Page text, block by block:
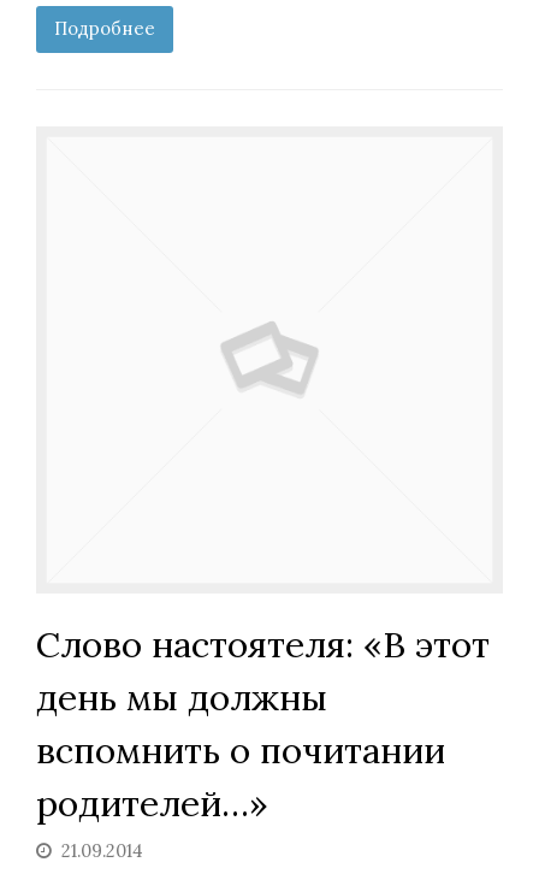
Подробнее
Слово настоятеля: «В этот
день мы должны
вспомнить о почитании
родителей…»
21.09.2014